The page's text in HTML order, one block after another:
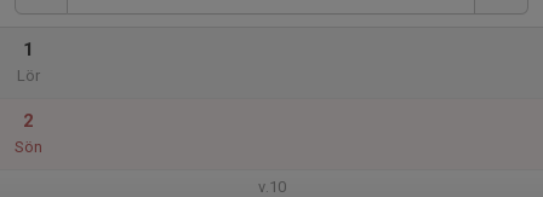
1
Lör
2
Sön
v.10